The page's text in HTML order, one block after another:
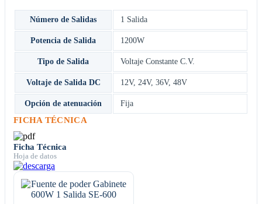
Número de Salidas 1 Salida
Potencia de Salida 1200W
Tipo de Salida Voltaje Constante C.V.
Voltaje de Salida DC 12V, 24V, 36V, 48V
Opción de atenuación Fija
FICHA TÉCNICA
Ficha Técnica
Hoja de datos